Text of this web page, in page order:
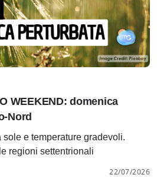
WEEKEND: domenica
Nord
e temperature gradevoli.
regioni settentrionali
22/07/2026